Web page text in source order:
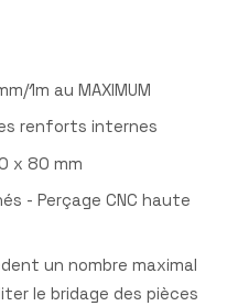
1m au MAXIMUM
renforts internes
x 80 mm
- Perçage CNC haute
un nombre maximal
le bridage des pièces